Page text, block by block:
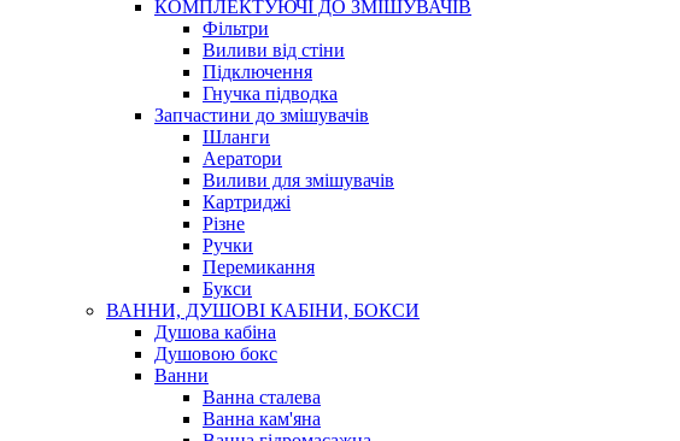
КОМПЛЕКТУЮЧІ ДО ЗМІШУВАЧІВ
Фільтри
Виливи від стіни
Підключення
Гнучка підводка
Запчастини до змішувачів
Шланги
Аератори
Виливи для змішувачів
Картриджі
Різне
Ручки
Перемикання
Букси
ВАННИ, ДУШОВІ КАБІНИ, БОКСИ
Душова кабіна
Душовою бокс
Ванни
Ванна сталева
Ванна кам'яна